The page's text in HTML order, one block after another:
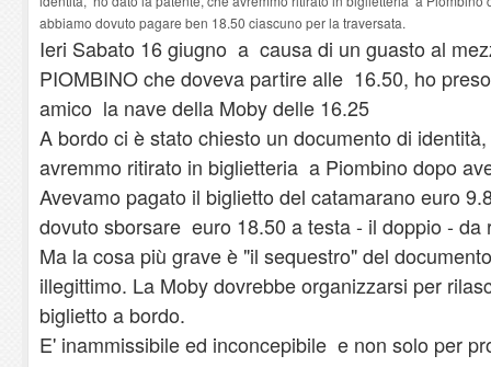
abbiamo dovuto pagare ben 18.50 ciascuno per la traversata.
Ieri Sabato 16 giugno a causa di un guasto al
PIOMBINO che doveva partire alle 16.50, ho
amico la nave della Moby delle 16.25
A bordo ci è stato chiesto un documento di
avremmo ritirato in biglietteria a Piombino dopo
Avevamo pagato il biglietto del catamarano euro
dovuto sborsare euro 18.50 a testa - il doppio - da
Ma la cosa più grave è "il sequestro" del
illegittimo. La Moby dovrebbe organizzarsi per
biglietto a bordo.
E' inammissibile ed inconcepibile e non solo per